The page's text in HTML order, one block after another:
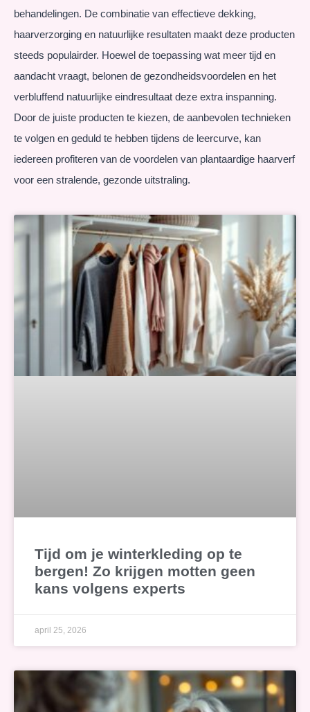
Tijd om je winterkleding op te
bergen! Zo krijgen motten geen
kans volgens experts
april 25, 2026
behandelingen. De combinatie van effectieve dekking,
haarverzorging en natuurlijke resultaten maakt deze producten
steeds populairder. Hoewel de toepassing wat meer tijd en
aandacht vraagt, belonen de gezondheidsvoordelen en het
verbluffend natuurlijke eindresultaat deze extra inspanning.
Door de juiste producten te kiezen, de aanbevolen technieken
te volgen en geduld te hebben tijdens de leercurve, kan
iedereen profiteren van de voordelen van plantaardige haarverf
voor een stralende, gezonde uitstraling.